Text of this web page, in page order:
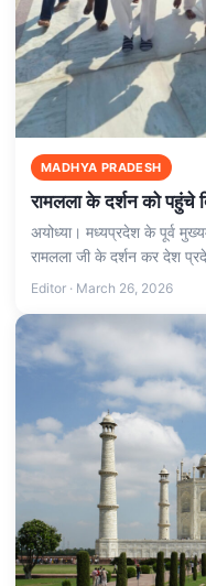
MADHYA PRADESH
रामलला के दर्शन को पहुंचे
अयोध्या। मध्यप्रदेश के पूर्व
रामलला जी के दर्शन कर देश
Editor · March 26, 2026